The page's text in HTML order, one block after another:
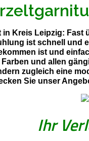
Kreis Leipzig:
ist schnell
ist und
und allen
zugleich eine
Sie unser
Ihr